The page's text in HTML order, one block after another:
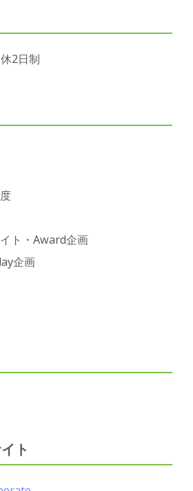
2日制
ト・Award企画
企画
ト